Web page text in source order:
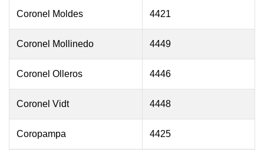
Coronel Moldes 4421
Coronel Mollinedo 4449
Coronel Olleros 4446
Coronel Vidt 4448
Coropampa 4425